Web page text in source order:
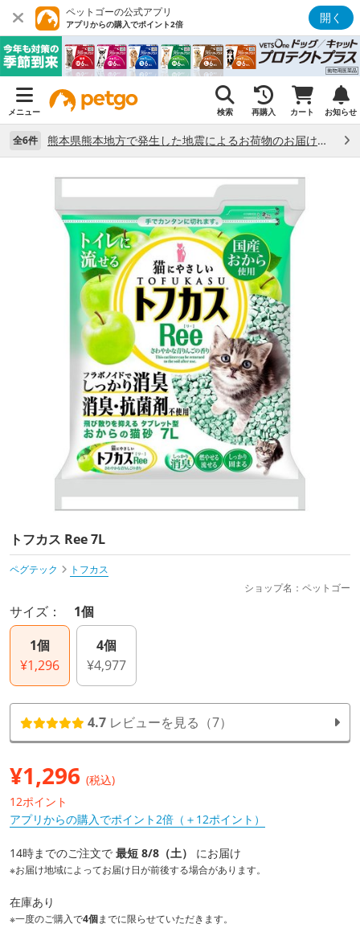
ペットゴーの公式アプリ
アプリからの購入でポイント2倍 開く
メニュー 検索 再購入 カート お知らせ
全6件 熊本県熊本地方で発生した地震によるお荷物のお届け状況について （7/28）
トフカス Ree 7L
ペグテック
トフカス
ショップ名：ペットゴー
サイズ： 1個
1個
¥1,296
4個
¥4,977
4.7 レビューを見る（7）
¥1,296 (税込)
12ポイント
アプリからの購入でポイント2倍（＋12ポイント）
14時までのご注文で 最短 8/8（土） にお届け
※お届け地域によってお届け日が前後する場合があります。
在庫あり
※一度のご購入で4個までに限らせていただきます。